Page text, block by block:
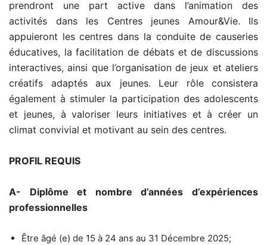
prendront une part active dans l’animation des
activités dans les Centres jeunes Amour&Vie. Ils
appuieront les centres dans la conduite de causeries
éducatives, la facilitation de débats et de discussions
interactives, ainsi que l’organisation de jeux et ateliers
créatifs adaptés aux jeunes. Leur rôle consistera
également à stimuler la participation des adolescents
et jeunes, à valoriser leurs initiatives et à créer un
climat convivial et motivant au sein des centres.
PROFIL REQUIS
A- Diplôme et nombre d’années d’expériences
professionnelles
Être âgé (e) de 15 à 24 ans au 31 Décembre 2025;